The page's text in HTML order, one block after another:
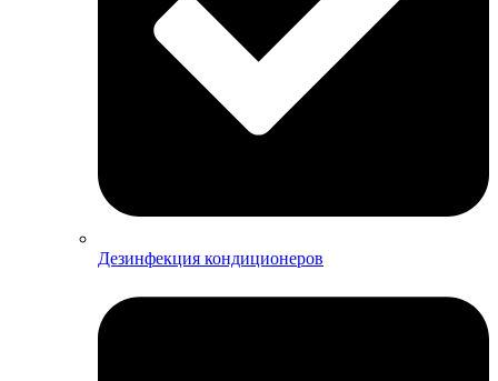
Дезинфекция кондиционеров